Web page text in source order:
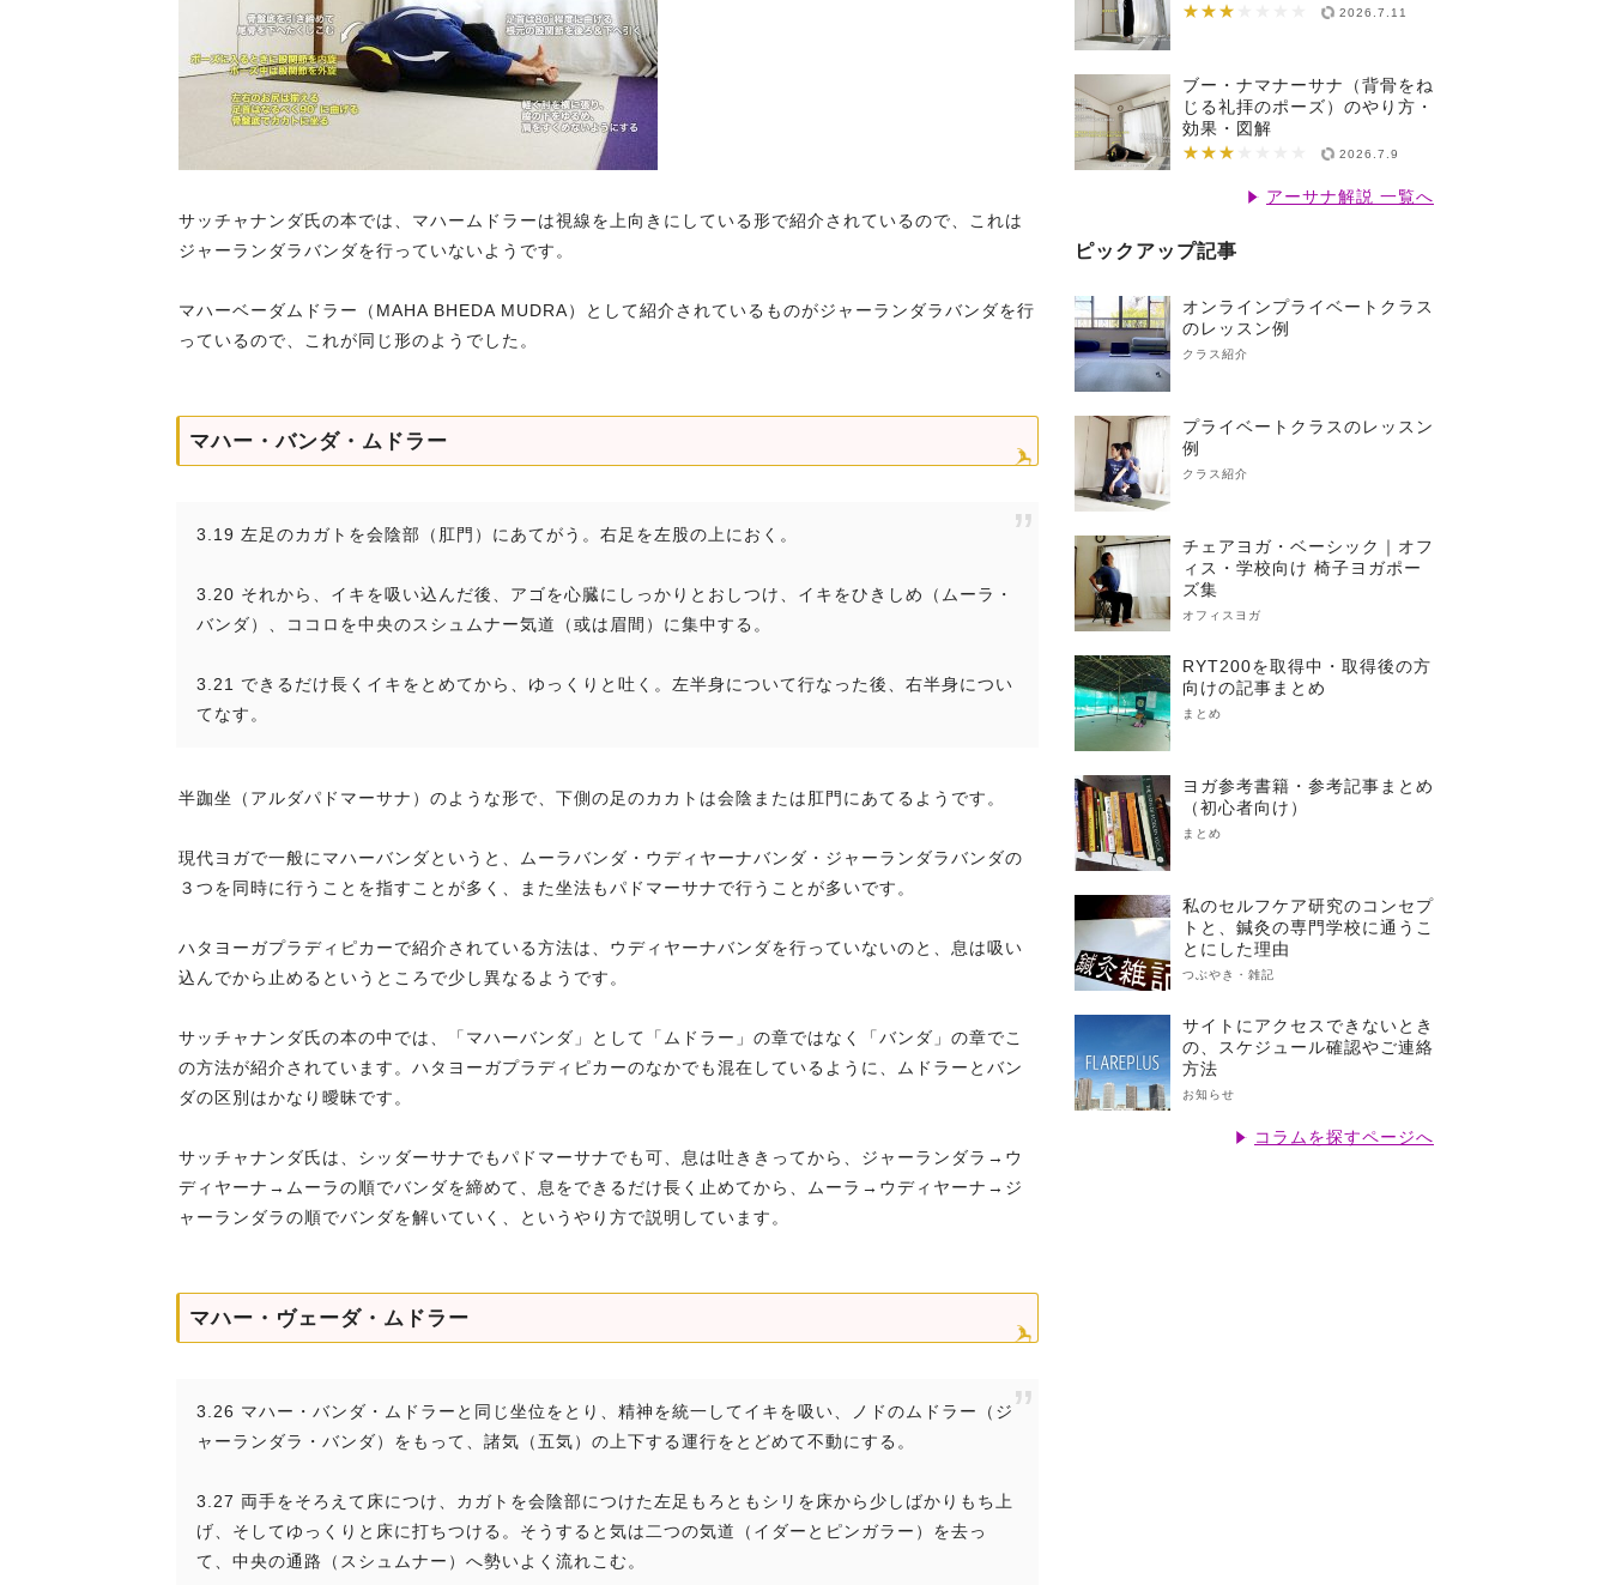
サッチャナンダ氏の本では、マハームドラーは視線を上向きにしている形で紹介されているので、これは
ジャーランダラバンダを行っていないようです。
マハーベーダムドラー（MAHA BHEDA MUDRA）として紹介されているものがジャーランダラバンダを行
っているので、これが同じ形のようでした。
マハー・バンダ・ムドラー
3.19 左足のカガトを会陰部（肛門）にあてがう。右足を左股の上におく。
3.20 それから、イキを吸い込んだ後、アゴを心臓にしっかりとおしつけ、イキをひきしめ（ムーラ・
バンダ）、ココロを中央のスシュムナー気道（或は眉間）に集中する。
3.21 できるだけ長くイキをとめてから、ゆっくりと吐く。左半身について行なった後、右半身につい
てなす。
半跏坐（アルダパドマーサナ）のような形で、下側の足のカカトは会陰または肛門にあてるようです。
現代ヨガで一般にマハーバンダというと、ムーラバンダ・ウディヤーナバンダ・ジャーランダラバンダの
３つを同時に行うことを指すことが多く、また坐法もパドマーサナで行うことが多いです。
ハタヨーガプラディピカーで紹介されている方法は、ウディヤーナバンダを行っていないのと、息は吸い
込んでから止めるというところで少し異なるようです。
サッチャナンダ氏の本の中では、「マハーバンダ」として「ムドラー」の章ではなく「バンダ」の章でこ
の方法が紹介されています。ハタヨーガプラディピカーのなかでも混在しているように、ムドラーとバン
ダの区別はかなり曖昧です。
サッチャナンダ氏は、シッダーサナでもパドマーサナでも可、息は吐ききってから、ジャーランダラ→ウ
ディヤーナ→ムーラの順でバンダを締めて、息をできるだけ長く止めてから、ムーラ→ウディヤーナ→ジ
ャーランダラの順でバンダを解いていく、というやり方で説明しています。
マハー・ヴェーダ・ムドラー
3.26 マハー・バンダ・ムドラーと同じ坐位をとり、精神を統一してイキを吸い、ノドのムドラー（ジ
ャーランダラ・バンダ）をもって、諸気（五気）の上下する運行をとどめて不動にする。
3.27 両手をそろえて床につけ、カガトを会陰部につけた左足もろともシリを床から少しばかりもち上
げ、そしてゆっくりと床に打ちつける。そうすると気は二つの気道（イダーとピンガラー）を去っ
て、中央の通路（スシュムナー）へ勢いよく流れこむ。
★★★
★★★★★★★ 2026.7.11
ブー・ナマナーサナ（背骨をね
じる礼拝のポーズ）のやり方・
効果・図解
★★★
★★★★★★★ 2026.7.9
アーサナ解説 一覧へ
ピックアップ記事
オンラインプライベートクラス
のレッスン例
クラス紹介
プライベートクラスのレッスン
例
クラス紹介
チェアヨガ・ベーシック｜オフ
ィス・学校向け 椅子ヨガポー
ズ集
オフィスヨガ
RYT200を取得中・取得後の方
向けの記事まとめ
まとめ
ヨガ参考書籍・参考記事まとめ
（初心者向け）
まとめ
私のセルフケア研究のコンセプ
トと、鍼灸の専門学校に通うこ
とにした理由
つぶやき・雑記
サイトにアクセスできないとき
の、スケジュール確認やご連絡
方法
お知らせ
コラムを探すページへ